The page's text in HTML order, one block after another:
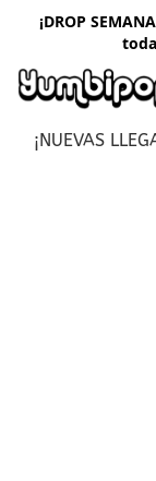
¡DROP
¡NUEVAS